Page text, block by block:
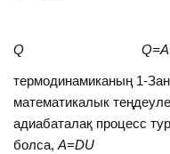
Q
термодинамиканың 1-
математикалык
адиабаталақ процесс
болса,A=DU